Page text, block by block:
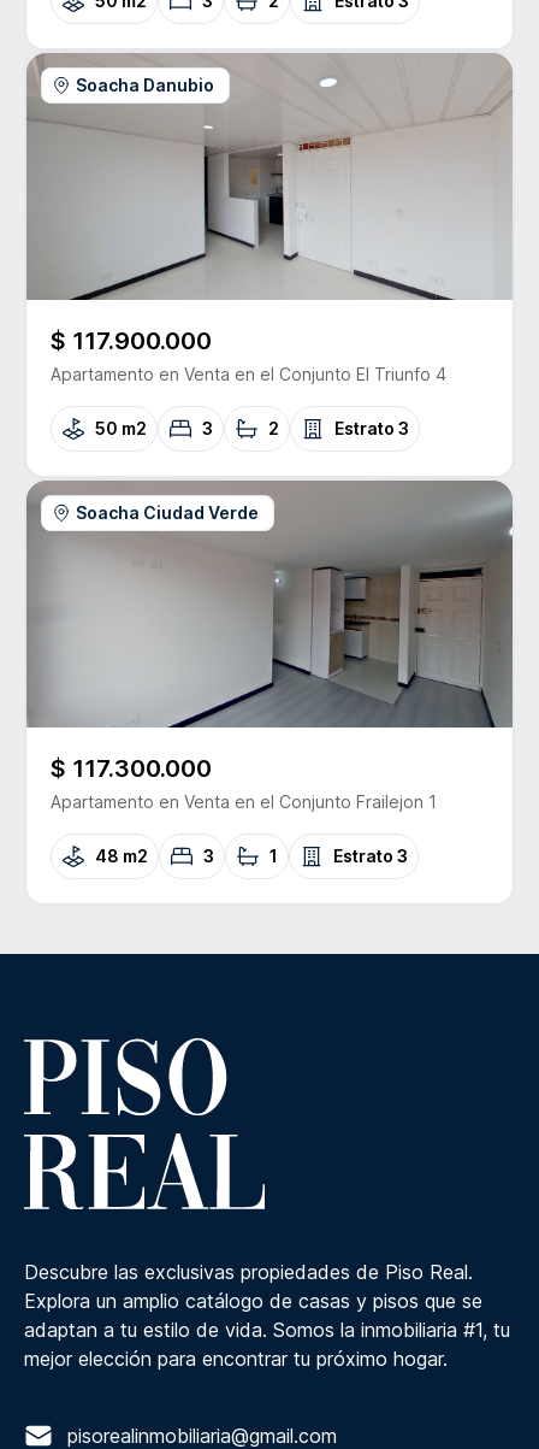
Soacha Danubio
$ 117.900.000
Apartamento en Venta en el Conjunto El Triunfo 4
50 m2 3 2 Estrato 3
Soacha Ciudad Verde
$ 117.300.000
Apartamento en Venta en el Conjunto Frailejon 1
48 m2 3 1 Estrato 3
Descubre las exclusivas propiedades de Piso Real.
Explora un amplio catálogo de casas y pisos que se
adaptan a tu estilo de vida. Somos la inmobiliaria #1, tu
mejor elección para encontrar tu próximo hogar.
pisorealinmobiliaria@gmail.com